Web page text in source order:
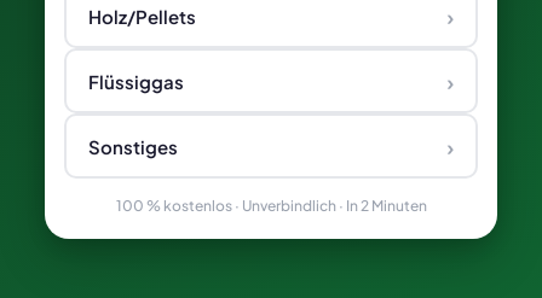
Holz/Pellets ›
Flüssiggas ›
Sonstiges ›
100 % kostenlos · Unverbindlich · In 2 Minuten